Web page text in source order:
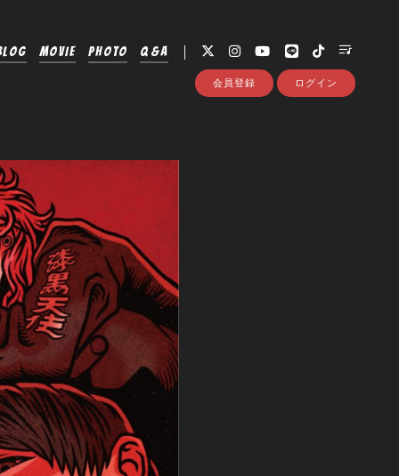
MOVIE PHOTO Q&A
会員登録 ログイン